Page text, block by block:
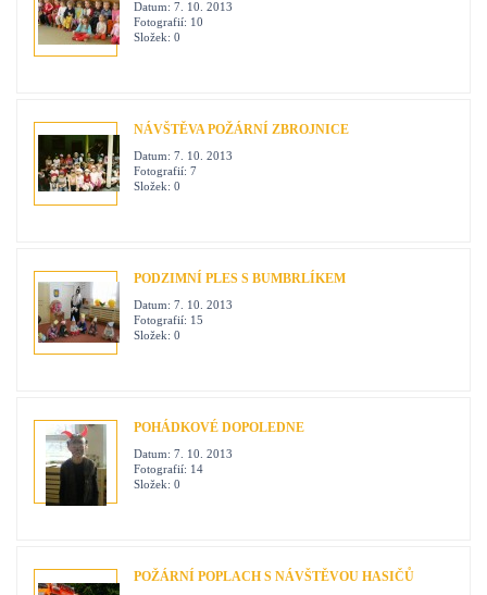
Datum: 7. 10. 2013
Fotografií: 10
Složek: 0
NÁVŠTĚVA POŽÁRNÍ ZBROJNICE
Datum: 7. 10. 2013
Fotografií: 7
Složek: 0
PODZIMNÍ PLES S BUMBRLÍKEM
Datum: 7. 10. 2013
Fotografií: 15
Složek: 0
POHÁDKOVÉ DOPOLEDNE
Datum: 7. 10. 2013
Fotografií: 14
Složek: 0
POŽÁRNÍ POPLACH S NÁVŠTĚVOU HASIČŮ